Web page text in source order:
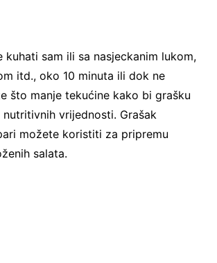
kuhati sam ili sa nasjeckanim lukom,
itd., oko 10 minuta ili dok ne
što manje tekućine kako bi grašku
vrijednosti. Grašak
možete koristiti za pripremu
salata.